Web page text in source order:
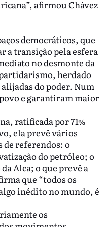
afirmou Chávez
democráticos, que
a transição pela esfera
no desmonte da
herdado
do poder. Num
e garantiram maior
ratificada por 71%
ela prevê vários
referendos: o
do petróleo; o
Alca; o que prevê a
que “todos os
inédito no mundo, é
os